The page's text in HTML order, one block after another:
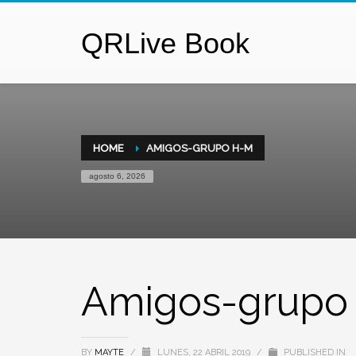
QRLive Book
HOME AMIGOS-GRUPO H-M
agosto 6, 2026
Amigos-grupo
BY MAYTE / LUNES, 22 ABRIL 2019 / PUBLISHED IN